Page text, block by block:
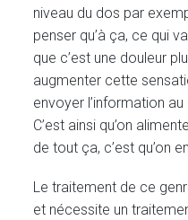
niveau du dos par
penser qu’à ça, ce qui
que c’est une douleur
augmenter cette
envoyer l’information
C’est ainsi qu’on
de tout ça, c’est qu’on
Le traitement de ce
et nécessite un